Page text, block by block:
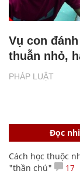
PHÁP LUẬT
Vụ con
thuẫn nhỏ,
Đọc
Cách học thuộc
"thần chú"
17